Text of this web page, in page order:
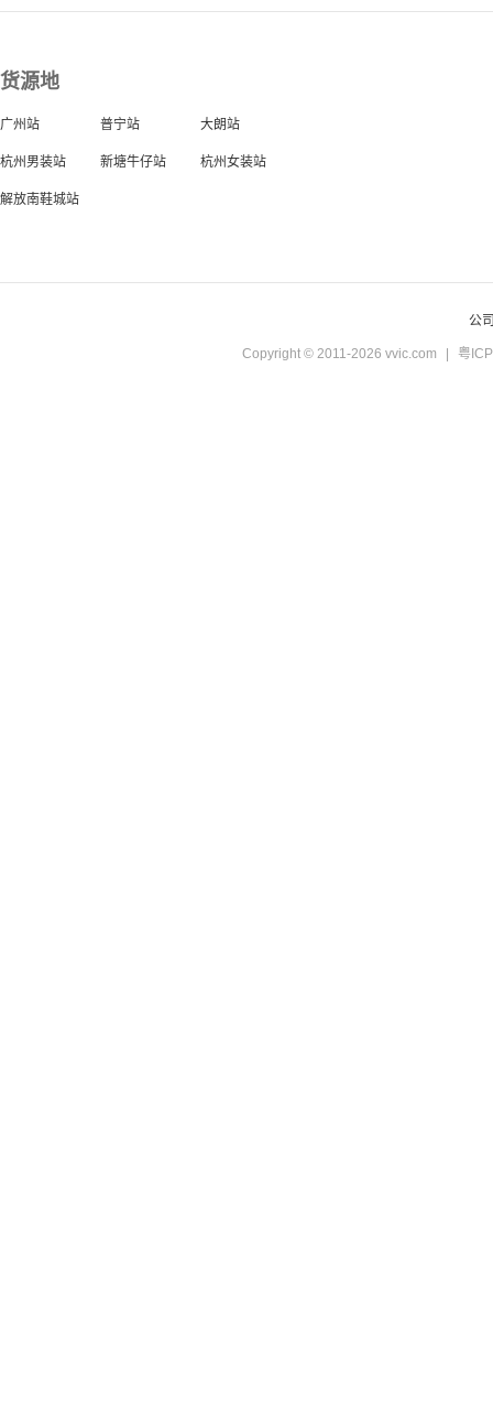
货源地
广州站 普宁站 大朗站
杭州男装站 新塘牛仔站 杭州女装站
解放南鞋城站
公
Copyright © 2011-2026 vvic.com 粤